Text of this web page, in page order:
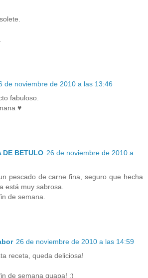
de noviembre de 2010 a las 13:46
fabuloso.
♥
DE BETULO 26 de noviembre de 2010 a
pescado de carne fina, seguro que hecha
está muy sabrosa.
de semana.
26 de noviembre de 2010 a las 14:59
receta, queda deliciosa!
de semana guapa! :)